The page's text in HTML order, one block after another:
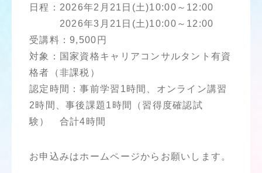
日程：2026年2月21日(土)10:00～12:00
2026年3月21日(土)10:00～12:00
受講料：9,500円
対象：国家資格キャリアコンサルタント有資
格者（非課税）
認定時間：事前学習1時間、オンライン講習
2時間、事後課題1時間（習得度確認試
験） 合計4時間
お申込みはホームページからお願いします。